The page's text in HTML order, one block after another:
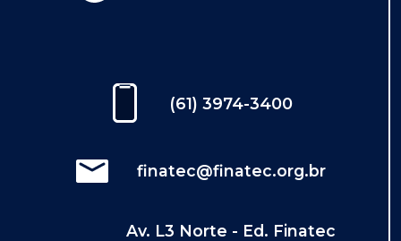
(61) 3974-3400
finatec@finatec.org.br
Av. L3 Norte - Ed. Finatec